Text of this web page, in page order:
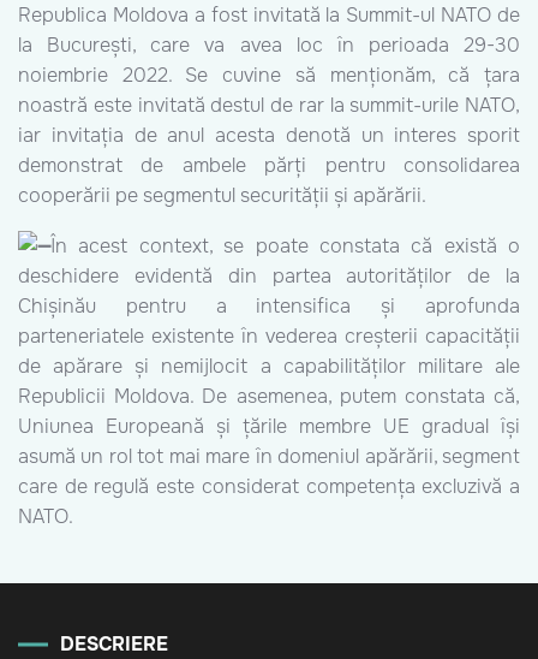
Republica Moldova a fost invitată la Summit-ul NATO de
la București, care va avea loc în perioada 29-30
noiembrie 2022. Se cuvine să menționăm, că țara
noastră este invitată destul de rar la summit-urile NATO,
iar invitația de anul acesta denotă un interes sporit
demonstrat de ambele părți pentru consolidarea
cooperării pe segmentul securității și apărării.
În acest context, se poate constata că există o
deschidere evidentă din partea autorităților de la
Chișinău pentru a intensifica și aprofunda
parteneriatele existente în vederea creșterii capacității
de apărare și nemijlocit a capabilităților militare ale
Republicii Moldova. De asemenea, putem constata că,
Uniunea Europeană și țările membre UE gradual își
asumă un rol tot mai mare în domeniul apărării, segment
care de regulă este considerat competența excluzivă a
NATO.
DESCRIERE